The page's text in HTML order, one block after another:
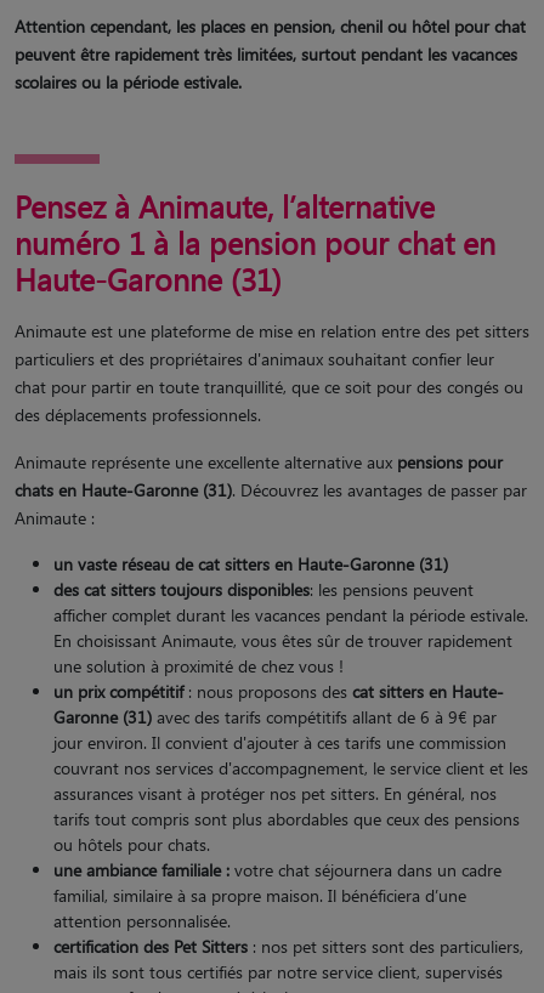
Attention cependant, les places en pension, chenil ou hôtel pour chat
peuvent être rapidement très limitées, surtout pendant les vacances
scolaires ou la période estivale.
Pensez à Animaute, l’alternative
numéro 1 à la pension pour chat en
Haute-Garonne (31)
Animaute est une plateforme de mise en relation entre des pet sitters
particuliers et des propriétaires d'animaux souhaitant confier leur
chat pour partir en toute tranquillité, que ce soit pour des congés ou
des déplacements professionnels.
Animaute représente une excellente alternative aux pensions pour
chats en Haute-Garonne (31). Découvrez les avantages de passer par
Animaute :
un vaste réseau de cat sitters en Haute-Garonne (31)
des cat sitters toujours disponibles: les pensions peuvent
afficher complet durant les vacances pendant la période estivale.
En choisissant Animaute, vous êtes sûr de trouver rapidement
une solution à proximité de chez vous !
un prix compétitif: nous proposons des cat sitters en Haute-
Garonne (31) avec des tarifs compétitifs allant de 6 à 9€ par
jour environ. Il convient d'ajouter à ces tarifs une commission
couvrant nos services d'accompagnement, le service client et les
assurances visant à protéger nos pet sitters. En général, nos
tarifs tout compris sont plus abordables que ceux des pensions
ou hôtels pour chats.
une ambiance familiale : votre chat séjournera dans un cadre
familial, similaire à sa propre maison. Il bénéficiera d’une
attention personnalisée.
certification des Pet Sitters : nos pet sitters sont des particuliers,
mais ils sont tous certifiés par notre service client, supervisés